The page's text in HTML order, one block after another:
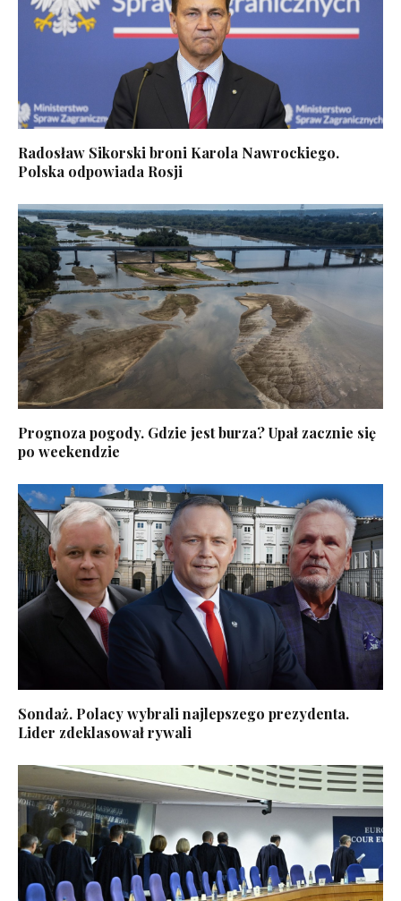
Radosław Sikorski broni Karola Nawrockiego.
Polska odpowiada Rosji
Prognoza pogody. Gdzie jest burza? Upał zacznie się
po weekendzie
Sondaż. Polacy wybrali najlepszego prezydenta.
Lider zdeklasował rywali